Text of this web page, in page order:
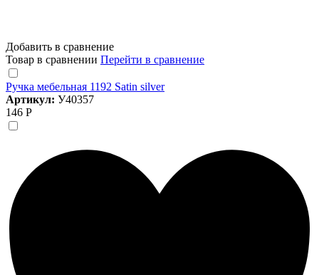
Добавить в сравнение
Товар в сравнении Перейти в сравнение
Ручка мебельная 1192 Satin silver
Артикул: У40357
146 Р